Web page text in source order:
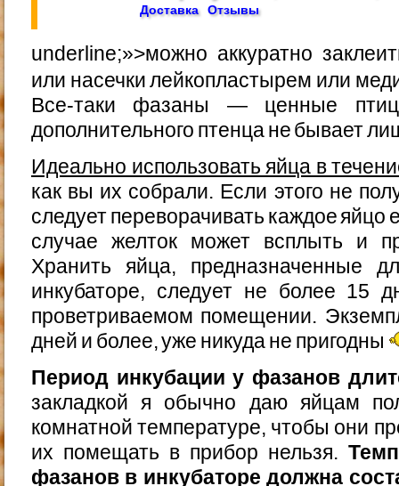
Доставка Отзывы
underline;»>можно аккуратно
или насечки лейкопластырем или
Все-таки фазаны — ценные
дополнительного птенца не бывает
Идеально использовать яйца в
как вы их собрали. Если этого не
следует переворачивать каждое яйцо
случае желток может всплыть и
Хранить яйца, предназначенные
инкубаторе, следует не более 15
проветриваемом помещении.
дней и более, уже никуда не пригодны
Период инкубации у фазанов
закладкой я обычно даю яйцам
комнатной температуре, чтобы они
их помещать в прибор нельзя.
фазанов в инкубаторе должна